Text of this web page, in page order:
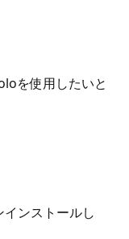
を使用したいと
ンストールし